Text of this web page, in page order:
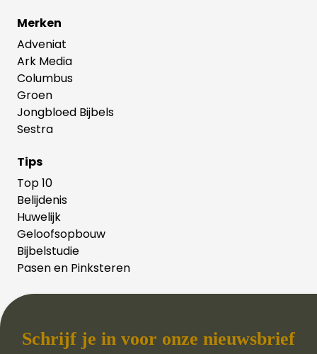
Merken
Adveniat
Ark Media
Columbus
Groen
Jongbloed Bijbels
Sestra
Tips
Top 10
Belijdenis
Huwelijk
Geloofsopbouw
Bijbelstudie
Pasen en Pinksteren
Schrijf je in voor onze nieuwsbrief